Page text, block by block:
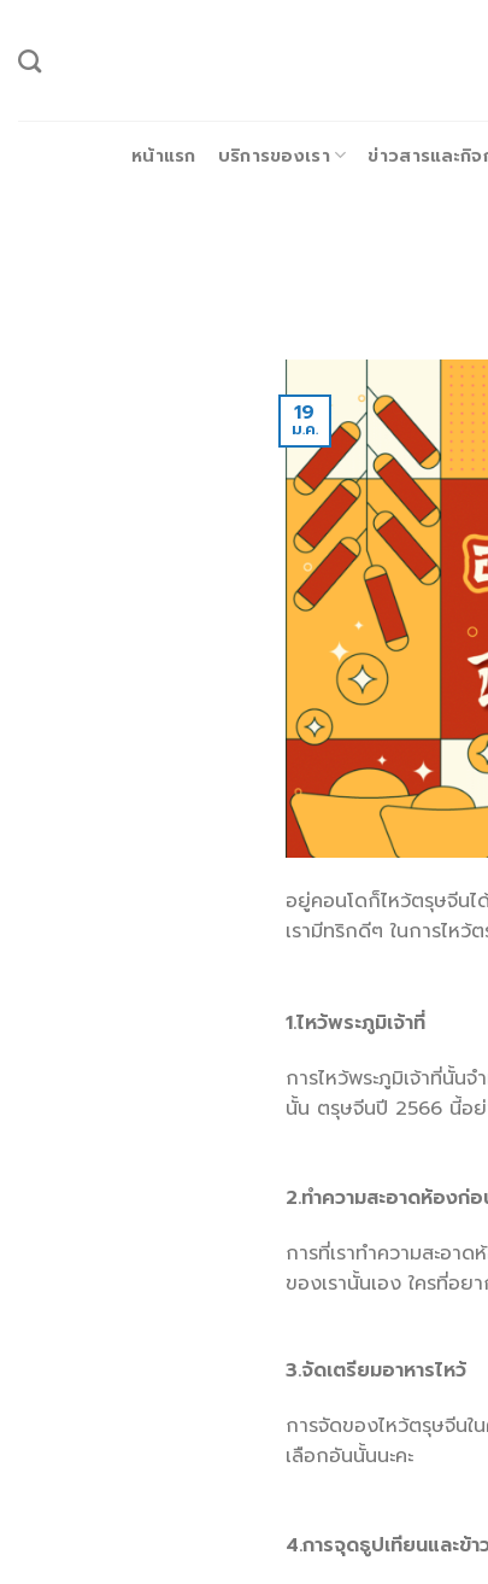
ยัง
หน้าแรก บริการของเรา ข่าวสารและกิจ
19
ม.ค.
อยู่คอนโดก็ไหว้ตรุษจีน
เรามีทริกดีๆ ในการไหว้
1.ไหว้พระภูมิเจ้าที่
การไหว้พระภูมิเจ้าที่นั้น
นั้น ตรุษจีนปี 2566 นี้อย่
2.ทำความสะอาดห้องก่
การที่เราทำความสะอา
ของเรานั้นเอง ใครที่อ
3.จัดเตรียมอาหารไหว้
การจัดของไหว้ตรุษจีน
เลือกอันนั้นนะคะ
4.การจุดธูปเทียนและข้